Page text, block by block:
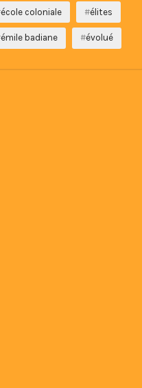
école coloniale élites
émile badiane évolué